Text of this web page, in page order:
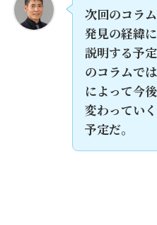
次回のコラ
発見の経緯
説明する予
のコラムで
によって今
変わってい
予定だ。